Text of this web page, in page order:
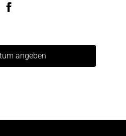
angeben